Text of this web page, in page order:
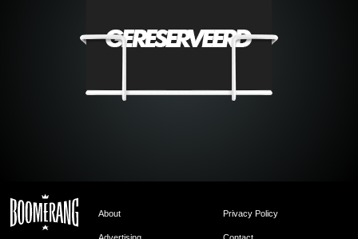
About Privacy Policy
Advertising Contact